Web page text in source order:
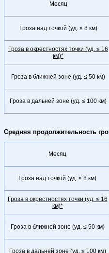
Месяц
Гроза над точкой (уд. ≤ 8 км)
Гроза в окрестностях точки (уд. ≤ 16
км)*
Гроза в ближней зоне (уд. ≤ 50 км)
Гроза в дальней зоне (уд. ≤ 100 км)
Средняя продолжительность
Месяц
Гроза над точкой (уд. ≤ 8 км)
Гроза в окрестностях точки (уд. ≤ 16
км)*
Гроза в ближней зоне (уд. ≤ 50 км)
Гроза в дальней зоне (уд. ≤ 100 км)